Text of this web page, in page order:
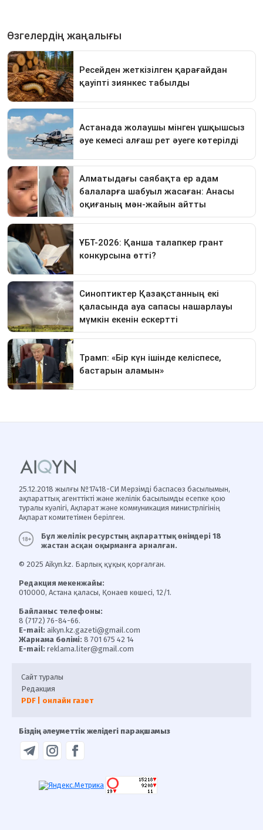
25.12.2018 жылғы №17418-СИ Мерзімді баспасөз басылымын,
ақпараттық агенттікті және желілік басылымды есепке қою
туралы куәлігі, Ақпарат және коммуникация министрлігінің
Ақпарат комитетімен берілген.
Бұл желілік ресурстың ақпараттық өнімдері 18
жастан асқан оқырманға арналған.
© 2025 Aikyn.kz. Барлық құқық қорғалған.
Редакция мекенжайы:
010000, Астана қаласы, Қонаев көшесі, 12/1.
Байланыс телефоны:
8 (7172) 76-84-66.
E-mail: aikyn.kz.gazeti@gmail.com
Жарнама бөлімі: 8 701 675 42 14
E-mail: reklama.liter@gmail.com
Сайт туралы
Редакция
PDF | онлайн газет
Біздің әлеуметтік желідегі парақшамыз